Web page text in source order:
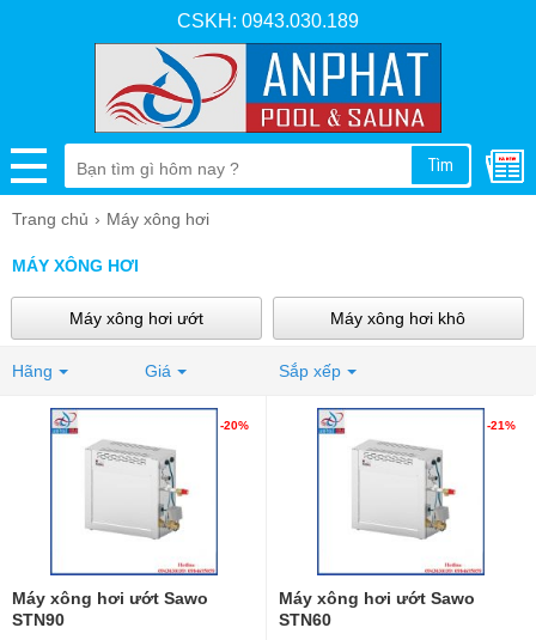
CSKH: 0943.030.189
Tìm
Trang chủ Máy xông hơi
MÁY XÔNG HƠI
Máy xông hơi ướt Máy xông hơi khô
Hãng Giá Sắp xếp
Máy xông hơi ướt Sawo
STN90
-20%
Máy xông hơi ướt Sawo
STN60
-21%